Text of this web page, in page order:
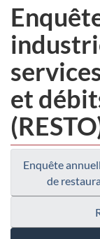
et
Enquête
de